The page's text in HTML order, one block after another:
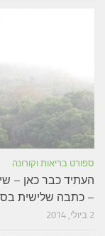
ספורט בריאות וקורונה
העתיד כבר כאן –
– כתבה שלישית
2 ביולי, 2014